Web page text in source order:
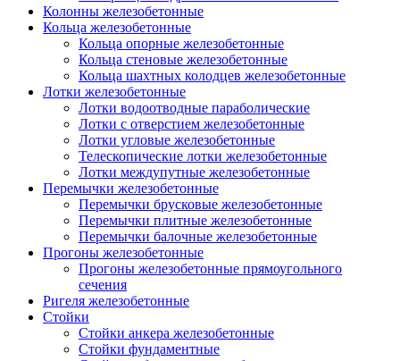
Колонны железобетонные
Кольца железобетонные
Кольца опорные железобетонные
Кольца стеновые железобетонные
Кольца шахтных колодцев железобетонные
Лотки железобетонные
Лотки водоотводные параболические
Лотки с отверстием железобетонные
Лотки угловые железобетонные
Телескопические лотки железобетонные
Лотки междупутные железобетонные
Перемычки железобетонные
Перемычки брусковые железобетонные
Перемычки плитные железобетонные
Перемычки балочные железобетонные
Прогоны железобетонные
Прогоны железобетонные прямоугольного
сечения
Ригеля железобетонные
Стойки
Стойки анкера железобетонные
Стойки фундаментные